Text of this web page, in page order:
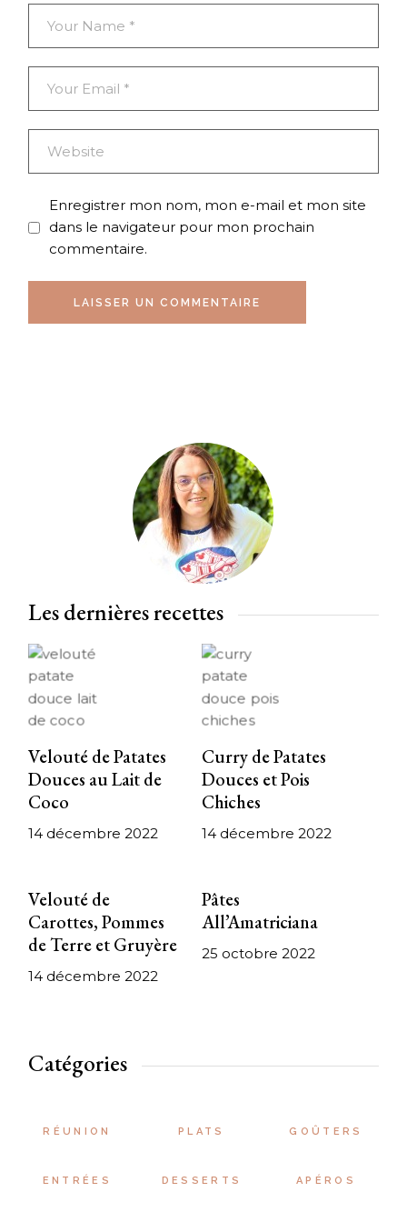
Enregistrer mon nom, mon e-mail et mon site
dans le navigateur pour mon prochain
commentaire.
LAISSER UN COMMENTAIRE
Les dernières recettes
Velouté de Patates
Douces au Lait de
Coco
14 décembre 2022
Curry de Patates
Douces et Pois
Chiches
14 décembre 2022
Velouté de
Carottes, Pommes
de Terre et Gruyère
14 décembre 2022
Pâtes
All’Amatriciana
25 octobre 2022
Catégories
RÉUNION PLATS GOÛTERS
ENTRÉES DESSERTS APÉROS